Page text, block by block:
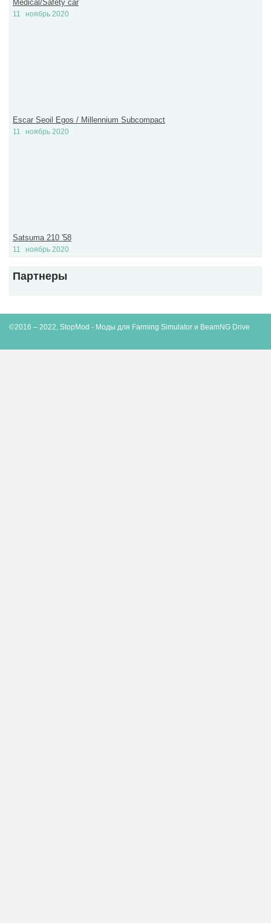
Medical/Safety car
11 ноябрь 2020
Escar Seoil Egos / Millennium Subcompact
11 ноябрь 2020
Satsuma 210 '58
11 ноябрь 2020
Партнеры
©2016 – 2022, StopMod - Моды для Farming Simulator и BeamNG Drive